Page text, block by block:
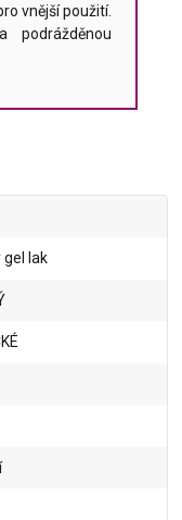
vnější použití.
lak